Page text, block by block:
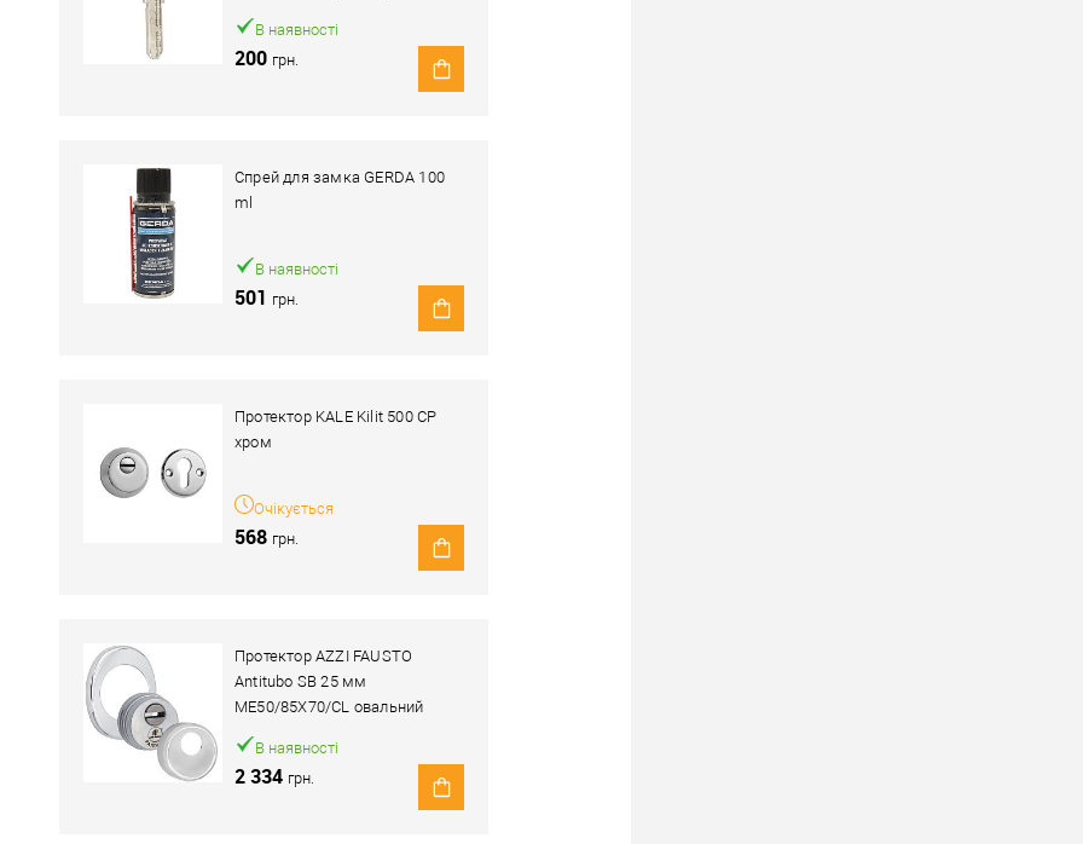
В наявності
200 грн.
Спрей для замка GERDA 100
ml
В наявності
501 грн.
Протектор KALE Kilit 500 CP
хром
Очікується
568 грн.
Протектор AZZI FAUSTO
Antitubo SB 25 мм
ME50/85X70/CL овальний
широкий хром полірований
В наявності
2 334 грн.